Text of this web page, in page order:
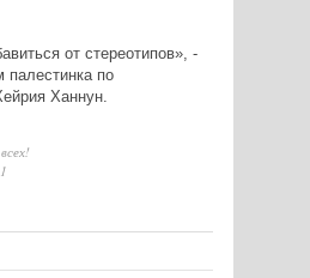
от стереотипов», -
палестинка по
Ханнун.